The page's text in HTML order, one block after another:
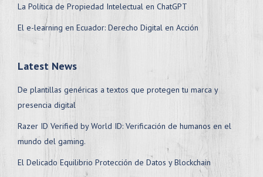
La Política de Propiedad Intelectual en ChatGPT
El e-learning en Ecuador: Derecho Digital en Acción
Latest News
De plantillas genéricas a textos que protegen tu marca y
presencia digital
Razer ID Verified by World ID: Verificación de humanos en el
mundo del gaming.
El Delicado Equilibrio Protección de Datos y Blockchain